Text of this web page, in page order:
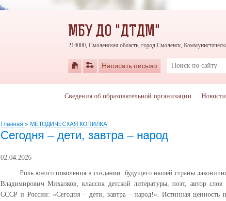
Главная » МЕТОДИЧЕСКАЯ КОПИЛКА
Сегодня – дети, завтра – народ
02.04.2026
Роль юного поколения в создании будущего нашей страны лаконично
Владимирович Михалков, классик детской литературы, поэт, автор
СССР и России: «Сегодня – дети, завтра – народ!». Истинная ценность
МБУ ДО "ДТДМ"
214000, Смоленская область, город Смоленск,
Написать письмо
Сведения об образовательной организации Новости